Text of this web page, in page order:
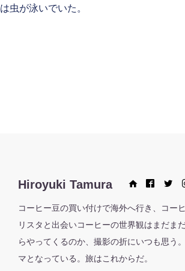
虫が泳いでいた。
Hiroyuki Tamura
Web siteFacebookTwitterInstagram RSS
コーヒー豆の買い付けで海外へ行き、コー
リスタと出会いコーヒーの世界観はまだま
らやってくるのか、撮影の折にいつも思う
マとなっている。旅はこれからだ。